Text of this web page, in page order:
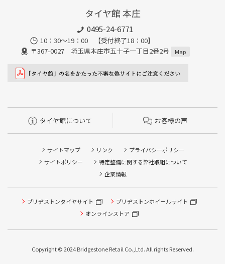
タイヤ館 本庄
0495-24-6771
10：30～19：00 【受付終了18：00】
〒367-0027 埼玉県本庄市五十子一丁目2番2号
Map
タイヤ館について お客様の声
サイトマップ リンク
プライバシーポリシー
サイトポリシー
特定整備に関する弊社取組について
企業情報
ブリヂストンタイヤサイト
ブリヂストンホイールサイト
オンラインストア
Copyright © 2024 Bridgestone Retail Co.,Ltd. All rights Reserved.
タイヤ点検・安全点検/タイヤ履き替え/オイル交換/その他
ピット作業の予約
本日のタイヤ履き替え順番待ち予約 ※クローク契約会員の